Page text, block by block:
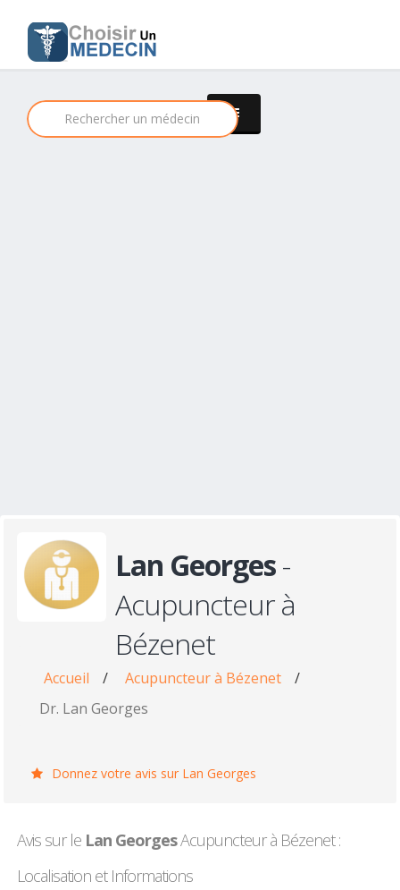
Lan Georges-
Acupuncteur à
Bézenet
Accueil / Acupuncteur à Bézenet
/
Dr. Lan Georges
Donnez votre avis sur Lan Georges
Avis sur le Lan GeorgesAcupuncteur à Bézenet :
Localisation et Informations